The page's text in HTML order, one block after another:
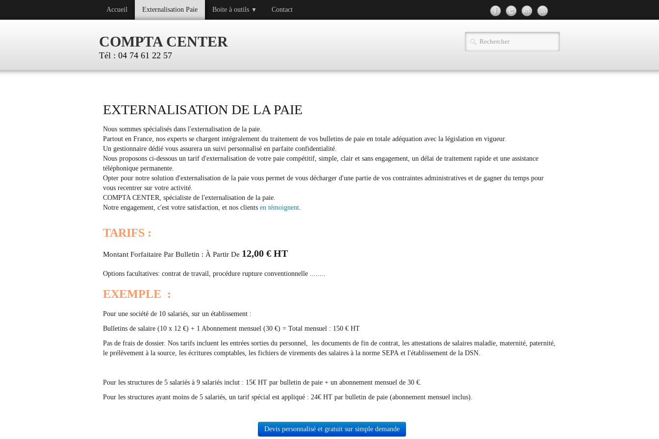
Accueil Externalisation Paie Boite à outils ▼ Contact
COMPTA CENTER
Tél : 04 74 61 22 57
EXTERNALISATION DE LA PAIE
Nous sommes spécialisés dans l'externalisation de la paie.
Partout en France, nos experts se chargent intégralement du traitement de vos bulletins de paie en totale adéquation avec la législation en vigueur.
Un gestionnaire dédié vous assurera un suivi personnalisé en parfaite confidentialité.
Nous proposons ci-dessous un tarif d'externalisation de votre paie compétitif, simple, clair et sans engagement, un délai de traitement rapide et une assistance
téléphonique permanente.
Opter pour notre solution d'externalisation de la paie vous permet de vous décharger d'une partie de vos contraintes administratives et de gagner du temps pour
vous recentrer sur votre activité.
COMPTA CENTER, spécialiste de l'externalisation de la paie.
Notre engagement, c'est votre satisfaction, et nos clients en témoignent.
TARIFS :
Montant Forfaitaire Par Bulletin : À Partir De 12,00 € HT
Options facultatives: contrat de travail, procédure rupture conventionnelle ........
EXEMPLE :
Pour une société de 10 salariés, sur un établissement :
Bulletins de salaire (10 x 12 €) + 1 Abonnement mensuel (30 €) = Total mensuel : 150 € HT
Pas de frais de dossier. Nos tarifs incluent les entrées sorties du personnel, les documents de fin de contrat, les attestations de salaires maladie, maternité, paternité,
le prélèvement à la source, les écritures comptables, les fichiers de virements des salaires à la norme SEPA et l'établissement de la DSN.
Pour les structures de 5 salariés à 9 salariés inclut : 15€ HT par bulletin de paie + un abonnement mensuel de 30 €.
Pour les structures ayant moins de 5 salariés, un tarif spécial est appliqué : 24€ HT par bulletin de paie (abonnement mensuel inclus).
Devis personnalisé et gratuit sur simple demande